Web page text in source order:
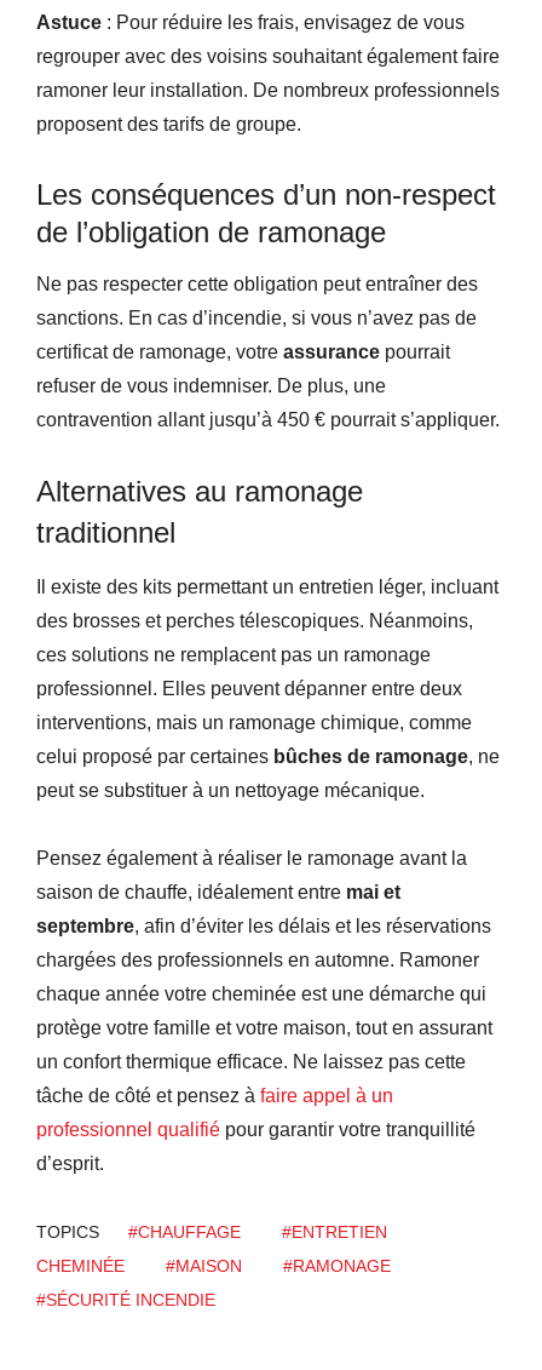
Astuce : Pour réduire les frais, envisagez de vous
regrouper avec des voisins souhaitant également faire
ramoner leur installation. De nombreux professionnels
proposent des tarifs de groupe.
Les conséquences d’un non-respect
de l’obligation de ramonage
Ne pas respecter cette obligation peut entraîner des
sanctions. En cas d’incendie, si vous n’avez pas de
certificat de ramonage, votre assurance pourrait
refuser de vous indemniser. De plus, une
contravention allant jusqu’à 450 € pourrait s’appliquer.
Alternatives au ramonage
traditionnel
Il existe des kits permettant un entretien léger, incluant
des brosses et perches télescopiques. Néanmoins,
ces solutions ne remplacent pas un ramonage
professionnel. Elles peuvent dépanner entre deux
interventions, mais un ramonage chimique, comme
celui proposé par certaines bûches de ramonage, ne
peut se substituer à un nettoyage mécanique.
Pensez également à réaliser le ramonage avant la
saison de chauffe, idéalement entre mai et
septembre, afin d’éviter les délais et les réservations
chargées des professionnels en automne. Ramoner
chaque année votre cheminée est une démarche qui
protège votre famille et votre maison, tout en assurant
un confort thermique efficace. Ne laissez pas cette
tâche de côté et pensez à faire appel à un
professionnel qualifié pour garantir votre tranquillité
d’esprit.
TOPICS #CHAUFFAGE
#ENTRETIEN
CHEMINÉE
#MAISON
#RAMONAGE
#SÉCURITÉ INCENDIE